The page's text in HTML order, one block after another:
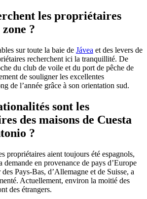
les propriétaires
?
sur toute la baie de Jávea et des levers de
recherchent ici la tranquillité. De
du club de voile et du port de pêche de
de souligner les excellentes
de l’année grâce à son orientation sud.
sont les
des maisons de Cuesta
?
propriétaires aient toujours été espagnols,
demande en provenance de pays d’Europe
Pays-Bas, d’Allemagne et de Suisse, a
Actuellement, environ la moitié des
des étrangers.